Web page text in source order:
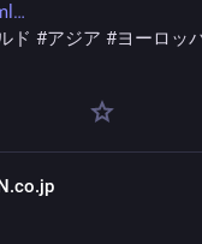
ド #アジア #ヨーロッ